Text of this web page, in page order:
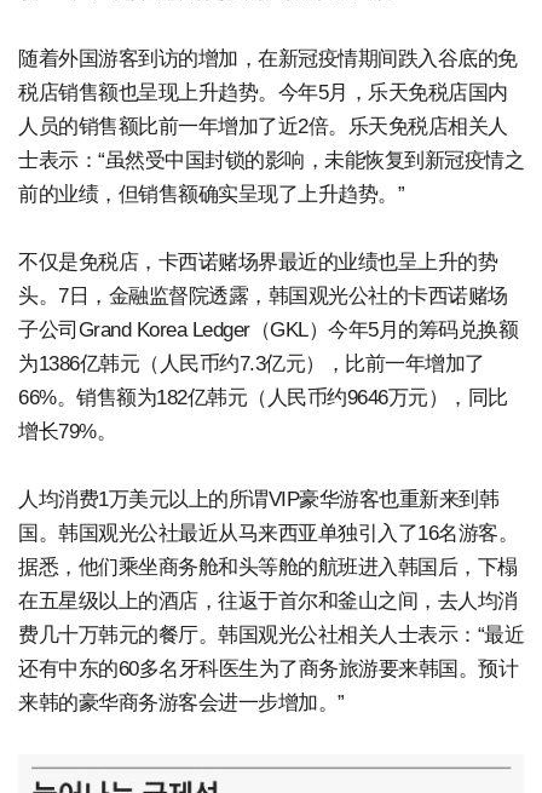
随着外国游客到访的增加，在新冠疫情期间跌入谷底的免
税店销售额也呈现上升趋势。今年5月，乐天免税店国内
人员的销售额比前一年增加了近2倍。乐天免税店相关人
士表示：“虽然受中国封锁的影响，未能恢复到新冠疫情之
前的业绩，但销售额确实呈现了上升趋势。”
不仅是免税店，卡西诺赌场界最近的业绩也呈上升的势
头。7日，金融监督院透露，韩国观光公社的卡西诺赌场
子公司Grand Korea Ledger（GKL）今年5月的筹码兑换额
为1386亿韩元（人民币约7.3亿元），比前一年增加了
66%。销售额为182亿韩元（人民币约9646万元），同比
增长79%。
人均消费1万美元以上的所谓VIP豪华游客也重新来到韩
国。韩国观光公社最近从马来西亚单独引入了16名游客。
据悉，他们乘坐商务舱和头等舱的航班进入韩国后，下榻
在五星级以上的酒店，往返于首尔和釜山之间，去人均消
费几十万韩元的餐厅。韩国观光公社相关人士表示：“最近
还有中东的60多名牙科医生为了商务旅游要来韩国。预计
来韩的豪华商务游客会进一步增加。”